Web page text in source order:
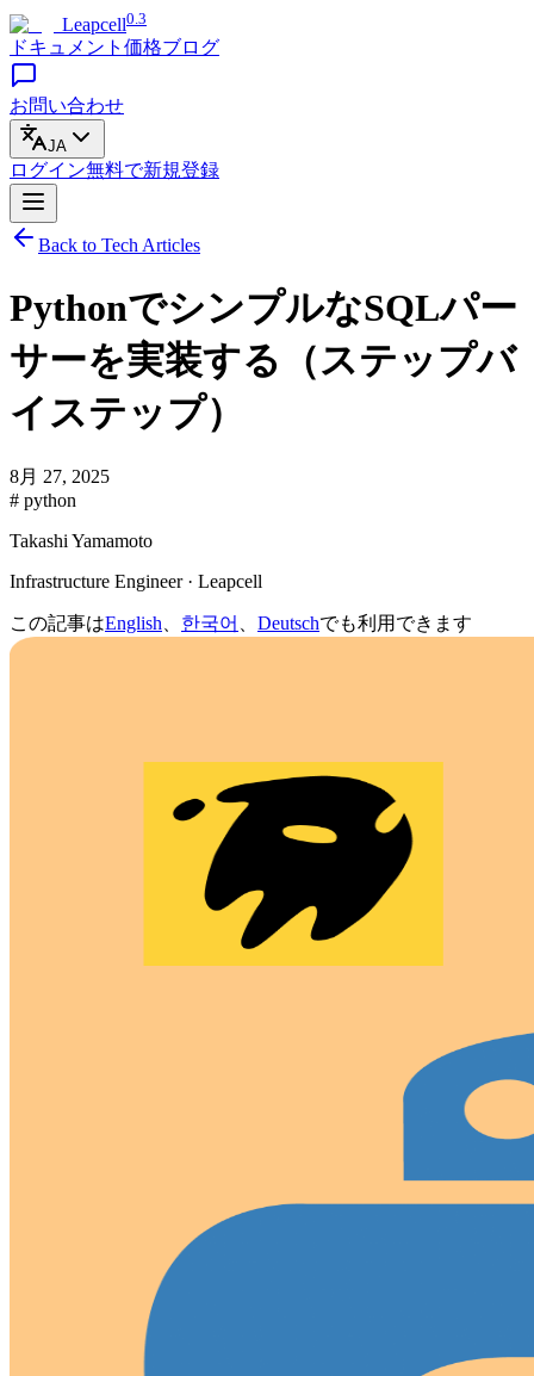
Leapcell0.3
ドキュメント 価格ブログ
お問い合わせ
JA
ログイン無料で新規登録
Back to Tech Articles
PythonでシンプルなSQLパー
サーを実装する（ステップバ
イステップ）
8月 27, 2025
# python
Takashi Yamamoto
Infrastructure Engineer · Leapcell
この記事はEnglish 한국어 Deutschでも利用できます